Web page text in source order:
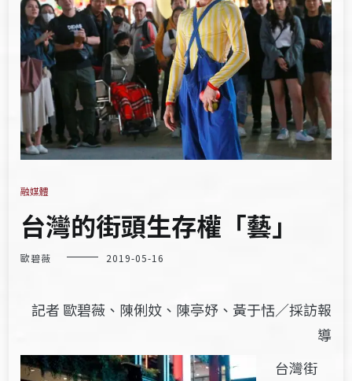
融媒體
台灣的街頭生存權「藝」
歐碧薇 2019-05-16
記者 歐碧薇、陳俐妏、陳亭妤、黃于恬／採訪報
導
台灣街